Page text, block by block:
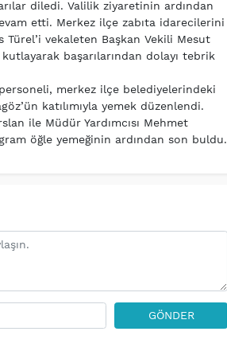
diledi. Valilik ziyaretinin ardından
etti. Merkez ilçe zabıta idarecilerini
Türel’i vekaleten Başkan Vekili Mesut
başarılarından dolayı tebrik
merkez ilçe belediyelerindeki
katılımıyla yemek düzenlendi.
ile Müdür Yardımcısı Mehmet
öğle yemeğinin ardından son buldu.
GÖNDER